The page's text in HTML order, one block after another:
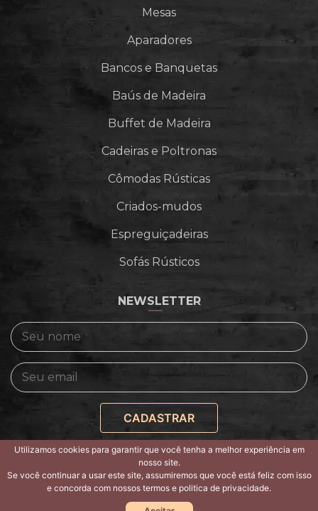
Mesas
Aparadores
Bancos e Banquetas
Baús de Madeira
Buffet de Madeira
Cadeiras e Poltronas
Cômodas Rústicas
Criados-mudos
Espreguiçadeiras
Sofás Rústicos
NEWSLETTER
Copyright © 2026 -
Politica de privacidade e termos
de uso
Agência Digimeta
Utilizamos cookies para garantir que você tenha a melhor experiência em
nosso site.
Se você continuar a usar este site, assumiremos que você está feliz com isso
e concorda com nossos termos e politica de privacidade.